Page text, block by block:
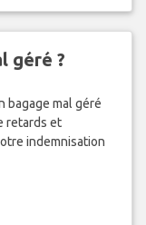
géré ?
bagage mal géré
retards et
indemnisation